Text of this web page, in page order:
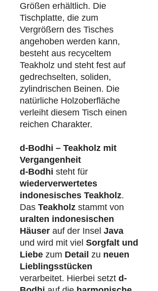
Größen erhältlich. Die
Tischplatte, die zum
Vergrößern des Tisches
angehoben werden kann,
besteht aus recyceltem
Teakholz und steht fest auf
gedrechselten, soliden,
zylindrischen Beinen. Die
natürliche Holzoberfläche
verleiht diesem Tisch einen
reichen Charakter.
d-Bodhi – Teakholz mit
Vergangenheit
d-Bodhi steht für
wiederverwertetes
indonesisches Teakholz.
Das Teakholz stammt von
uralten indonesischen
Häuser auf der Insel Java
und wird mit viel Sorgfalt und
Liebe zum Detail zu neuen
Lieblingsstücken
verarbeitet. Hierbei setzt d-